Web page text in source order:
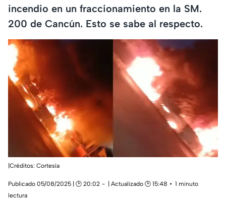
incendio en un fraccionamiento en la SM.
200 de Cancún. Esto se sabe al respecto.
|Créditos: Cortesía
Publicado 05/08/2025 | 🕑 20:02 | Actualizado 🕑 15:48
1 minuto
lectura